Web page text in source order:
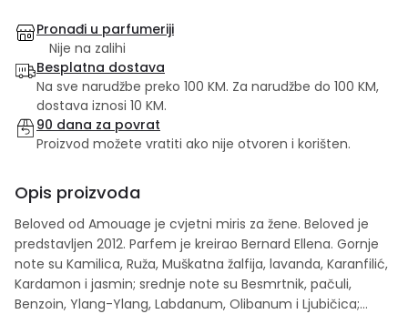
Pronađi u parfumeriji
Nije na zalihi
Besplatna dostava
Na sve narudžbe preko 100 KM. Za narudžbe do 100 KM,
dostava iznosi 10 KM.
90 dana za povrat
Proizvod možete vratiti ako nije otvoren i korišten.
Opis proizvoda
Beloved od Amouage je cvjetni miris za žene. Beloved je
predstavljen 2012. Parfem je kreirao Bernard Ellena. Gornje
note su Kamilica, Ruža, Muškatna žalfija, lavanda, Karanfilić,
Kardamon i jasmin; srednje note su Besmrtnik, pačuli,
Benzoin, Ylang-Ylang, Labdanum, Olibanum i Ljubičica;